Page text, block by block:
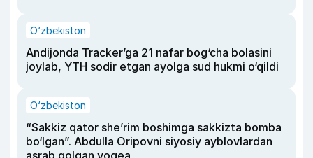
O‘zbekiston
Andijonda Tracker’ga 21 nafar bog‘cha bolasini
joylab, YTH sodir etgan ayolga sud hukmi o‘qildi
O‘zbekiston
“Sakkiz qator she’rim boshimga sakkizta bomba
bo‘lgan”. Abdulla Oripovni siyosiy ayblovlardan